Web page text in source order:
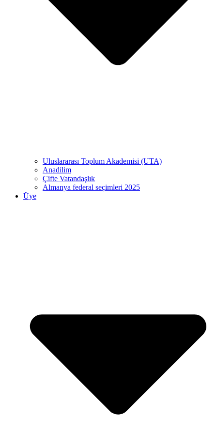
Uluslararası Toplum Akademisi (UTA)
Anadilim
Çifte Vatandaşlık
Almanya federal seçimleri 2025
Üye